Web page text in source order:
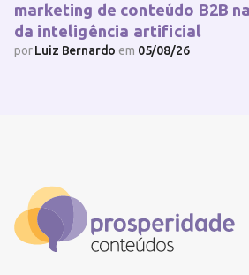
marketing de conteúdo B2B
da inteligência artificial
porLuiz Bernardo em 05/08/26